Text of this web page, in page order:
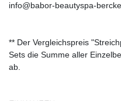
info@babor-beautyspa-
** Der Vergleichspreis
Sets die Summe aller
ab.